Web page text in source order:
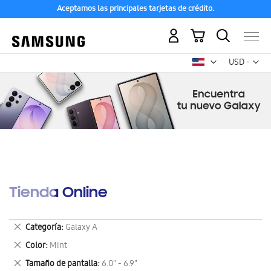
Aceptamos las principales tarjetas de crédito.
USD -
dólar
Mi carrito
Tienda Online
Categoría Galaxy A
Eliminar
este
artículo
Color Mint
Eliminar
este
Tamaño de pantalla 6.0" - 6.9"
Eliminar